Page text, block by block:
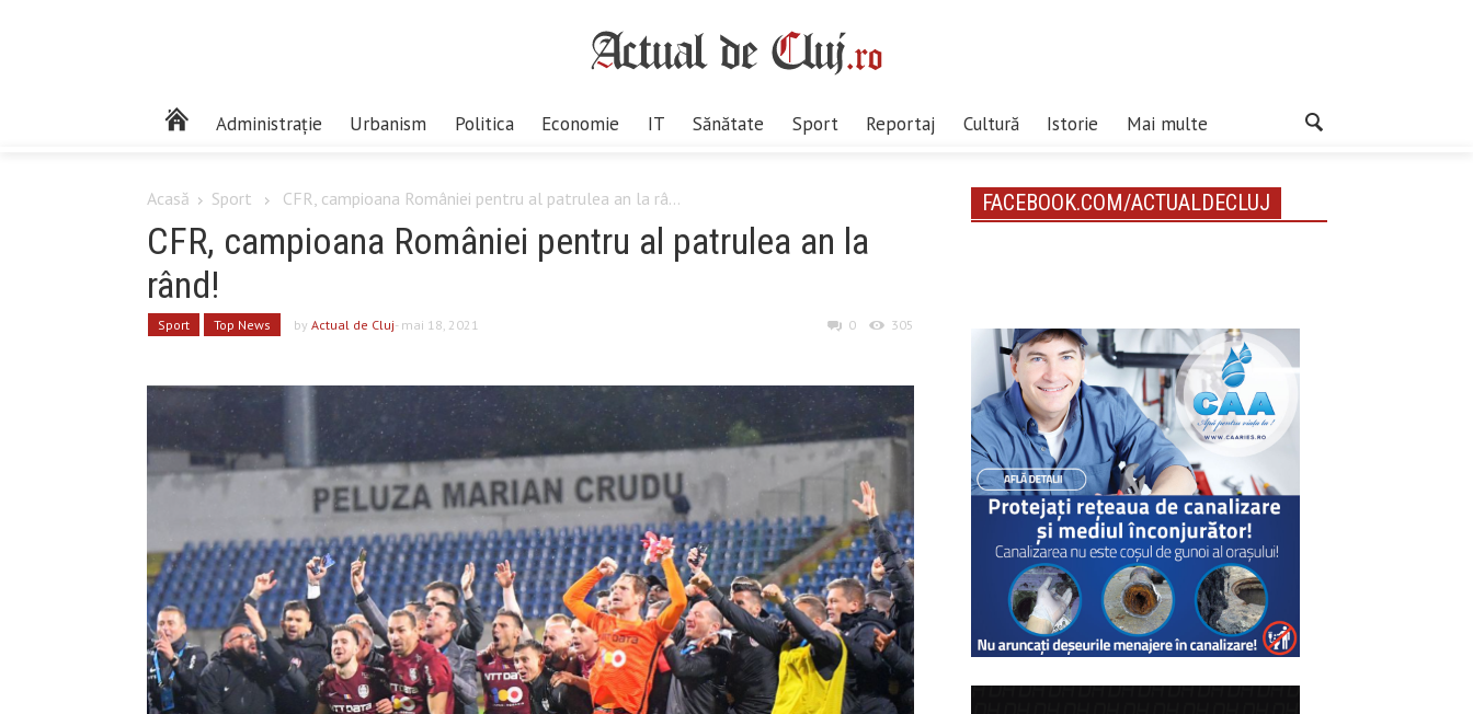
Administrație Urbanism Politica Economie IT Sănătate Sport Reportaj Cultură Istorie Mai multe
Acasă Sport CFR, campioana României pentru al patrulea an la râ...
CFR, campioana României pentru al patrulea an la
rând!
Sport Top News by Actual de Cluj- mai 18, 2021 0 305
FACEBOOK.COM/ACTUALDECLUJ